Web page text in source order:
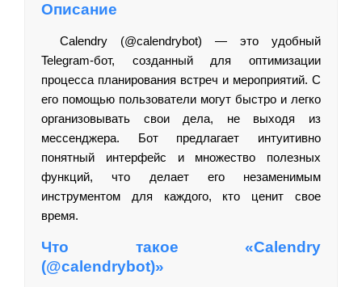
Описание
Calendry (@calendrybot) — это удобный
Telegram-бот, созданный для оптимизации
процесса планирования встреч и мероприятий. С
его помощью пользователи могут быстро и легко
организовывать свои дела, не выходя из
мессенджера. Бот предлагает интуитивно
понятный интерфейс и множество полезных
функций, что делает его незаменимым
инструментом для каждого, кто ценит свое
время.
Что такое «Calendry
(@calendrybot)»